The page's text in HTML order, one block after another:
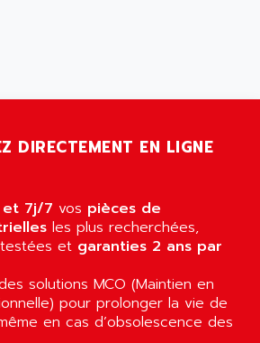
DIRECTEMENT EN LIGNE
7j/7 vos pièces de
les plus recherchées,
et garanties 2 ans par
solutions MCO (Maintien en
pour prolonger la vie de
en cas d’obsolescence des